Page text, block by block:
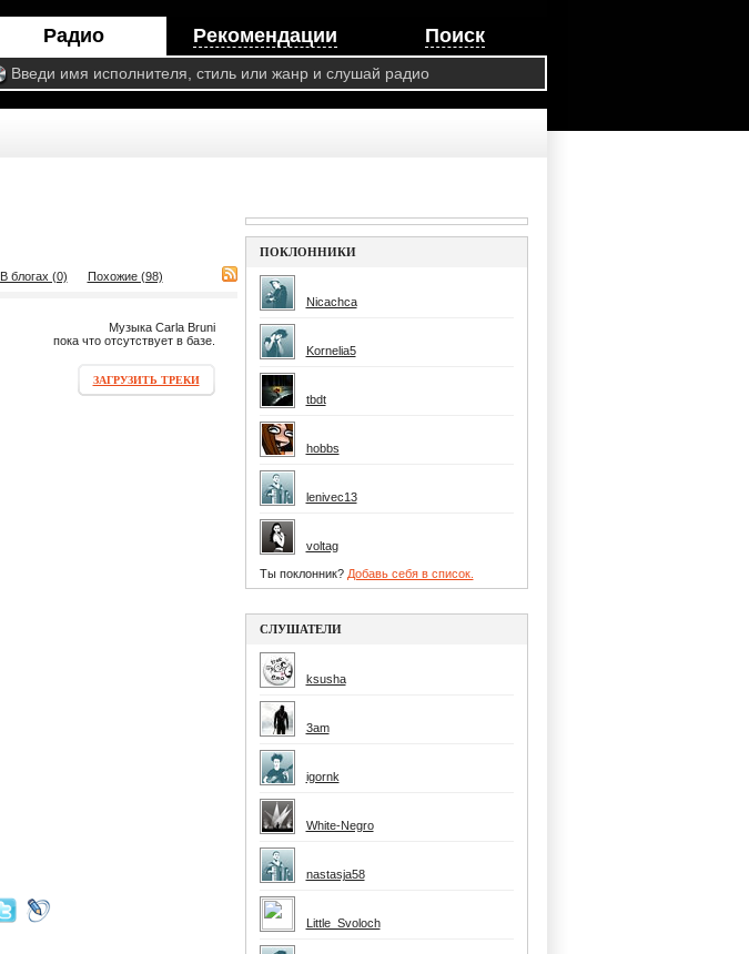
Радио Рекомендации Поиск
В блогах (0) Похожие (98)
Музыка Carla Bruni
пока что отсутствует в базе.
ЗАГРУЗИТЬ ТРЕКИ
ПОКЛОННИКИ
Nicachca
Kornelia5
tbdt
hobbs
lenivec13
voltag
Ты поклонник? Добавь себя в список.
СЛУШАТЕЛИ
ksusha
3am
igornk
White-Negro
nastasja58
Little_Svoloch